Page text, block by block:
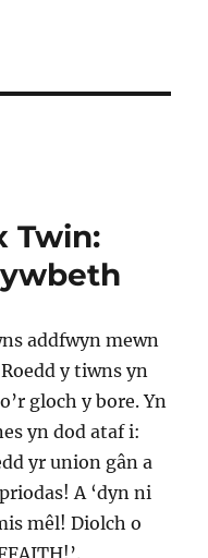
Twin:
addfwyn mewn
y tiwns yn
gloch y bore. Yn
yn dod ataf i:
yr union gân a
A ‘dyn ni
mêl! Diolch o